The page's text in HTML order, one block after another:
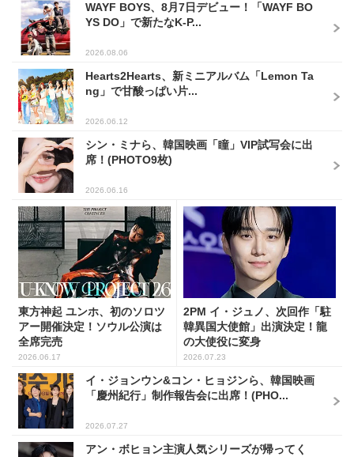
WAYF BOYS、8月7日デビュー！「WAYF BO
YS DO」で新たなK-P...
2026.08.06
Hearts2Hearts、新ミニアルバム「Lemon Ta
ng」で甘酸っぱい片...
2026.06.12
シン・ミナら、韓国映画「瞳」VIP試写会に出
席！(PHOTO9枚)
2026.06.16
東方神起 ユンホ、初のソロツ
アー開催決定！ソウル公演は
全席完売
2026.06.17
2PM イ・ジュノ、次回作「駐
韓異国大使館」出演決定！龍
の大使役に変身
2026.07.23
イ・ジョンウン&コン・ヒョジンら、韓国映画
「慶州紀行」制作報告会に出席！(PHO...
2026.07.27
アン・ボヒョン主演人気シリーズが帰ってく